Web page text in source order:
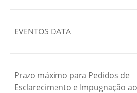
EVENTOS DATA
Prazo máximo para Pedidos de
Esclarecimento e Impugnação ao